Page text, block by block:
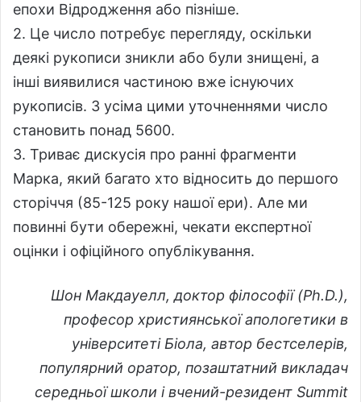
епохи Відродження або пізніше.
2. Це число потребує перегляду, оскільки
деякі рукописи зникли або були знищені, а
інші виявилися частиною вже існуючих
рукописів. З усіма цими уточненнями число
становить понад 5600.
3. Триває дискусія про ранні фрагменти
Марка, який багато хто відносить до першого
сторіччя (85-125 року нашої ери). Але ми
повинні бути обережні, чекати експертної
оцінки і офіційного опублікування.
Шон Макдауелл, доктор філософії (Ph.D.),
професор християнської апологетики в
університеті Біола, автор бестселерів,
популярний оратор, позаштатний викладач
середньої школи і вчений-резидент Summit